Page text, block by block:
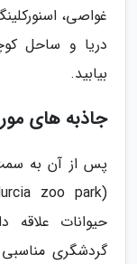
غواصی،
بیابید.
جاذبه های
پس از آن به
حیوانات
گردشگری